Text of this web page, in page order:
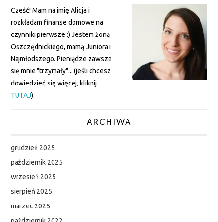
Cześć! Mam na imię Alicja i
rozkładam finanse domowe na
czynniki pierwsze :) Jestem żoną
Oszczędnickiego, mamą Juniora i
Najmłodszego. Pieniądze zawsze
się mnie "trzymały"... (jeśli chcesz
dowiedzieć się więcej, kliknij
TUTAJ).
ARCHIWA
grudzień 2025
październik 2025
wrzesień 2025
sierpień 2025
marzec 2025